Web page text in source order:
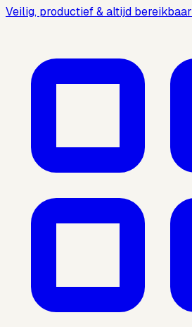
Veilig, productief & altijd bereikbaar